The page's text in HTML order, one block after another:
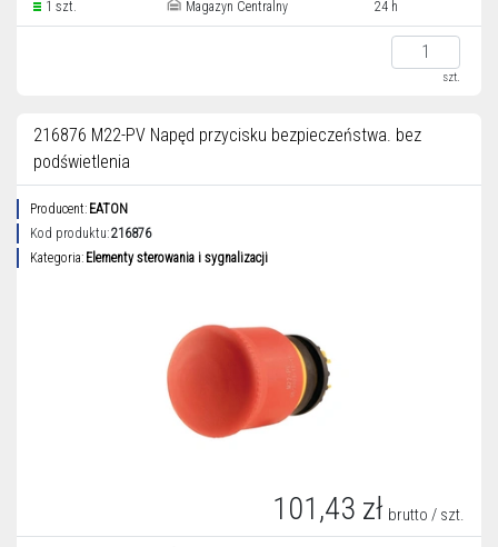
1 szt. Magazyn Centralny 24 h
szt.
216876 M22-PV Napęd przycisku bezpieczeństwa. bez
podświetlenia
Producent: EATON
Kod produktu:216876
Kategoria: Elementy sterowania i sygnalizacji
101,43 zł brutto / szt.